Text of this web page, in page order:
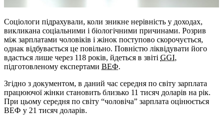
Соціологи підрахували, коли зникне нерівність у доходах,
викликана соціальними і біологічними причинами. Розрив
між зарплатами чоловіків і жінок поступово скорочується,
однак відбувається це повільно. Повністю ліквідувати його
вдасться лише через 118 років, йдеться в звіті GGI,
підготовленому експертами ВЕФ.
Згідно з документом, в даний час середня по світу зарплата
працюючої жінки становить близько 11 тисяч доларів на рік.
При цьому середня по світу “чоловіча” зарплата оцінюється
ВЕФ у 21 тисяч доларів.